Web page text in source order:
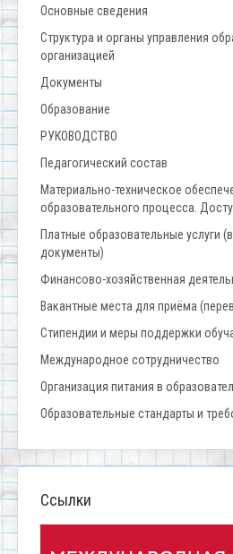
Основные сведения
Структура и органы управления
организацией
Документы
Образование
РУКОВОДСТВО
Педагогический состав
Материально-техническое
образовательного процесса.
Платные образовательные услуги
документы)
Финансово-хозяйственная
Вакантные места для приёма
Стипендии и меры поддержки
Международное сотрудничество
Организация питания в
Образовательные стандарты и
Ссылки